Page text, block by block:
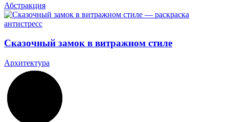
Абстракция
Сказочный замок в витражном стиле
Архитектура